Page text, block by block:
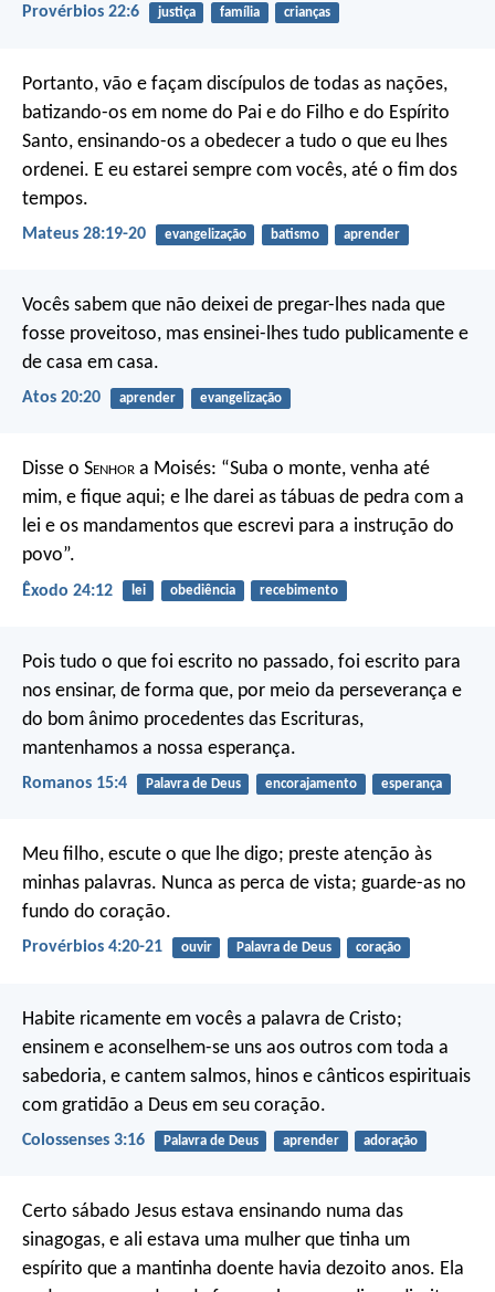
Provérbios 22:6 justiça família crianças
Portanto, vão e façam discípulos de todas as nações,
batizando-os em nome do Pai e do Filho e do Espírito
Santo, ensinando-os a obedecer a tudo o que eu lhes
ordenei. E eu estarei sempre com vocês, até o fim dos
tempos.
Mateus 28:19-20 evangelização batismo aprender
Vocês sabem que não deixei de pregar-lhes nada que
fosse proveitoso, mas ensinei-lhes tudo publicamente e
de casa em casa.
Atos 20:20 aprender evangelização
Disse o Senhor a Moisés: “Suba o monte, venha até
mim, e fique aqui; e lhe darei as tábuas de pedra com a
lei e os mandamentos que escrevi para a instrução do
povo”.
Êxodo 24:12 lei obediência recebimento
Pois tudo o que foi escrito no passado, foi escrito para
nos ensinar, de forma que, por meio da perseverança e
do bom ânimo procedentes das Escrituras,
mantenhamos a nossa esperança.
Romanos 15:4 Palavra de Deus encorajamento esperança
Meu filho, escute o que lhe digo; preste atenção às
minhas palavras. Nunca as perca de vista; guarde-as no
fundo do coração.
Provérbios 4:20-21 ouvir Palavra de Deus coração
Habite ricamente em vocês a palavra de Cristo;
ensinem e aconselhem-se uns aos outros com toda a
sabedoria, e cantem salmos, hinos e cânticos espirituais
com gratidão a Deus em seu coração.
Colossenses 3:16 Palavra de Deus aprender adoração
Certo sábado Jesus estava ensinando numa das
sinagogas, e ali estava uma mulher que tinha um
espírito que a mantinha doente havia dezoito anos. Ela